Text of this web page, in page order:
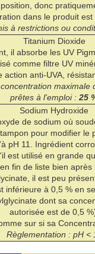
donc
dans le produit est
à restrictions ou
Titanium Dioxide
il absorbe les UV
comme filtre UV
action anti-UVA,
maximale
prêtes à l'emploi : 25
Sodium Hydroxide
de sodium où
pour modifier le
pH 11. Ingrédient
est utilisé en grande
fin de liste bien après
il est peu
inférieure à 0,5 % en
dont sa
autorisée est de 0,5
sur si sa
Règlementation : pH <